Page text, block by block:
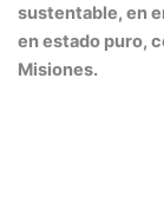
sustentable, en
en estado puro,
Misiones.